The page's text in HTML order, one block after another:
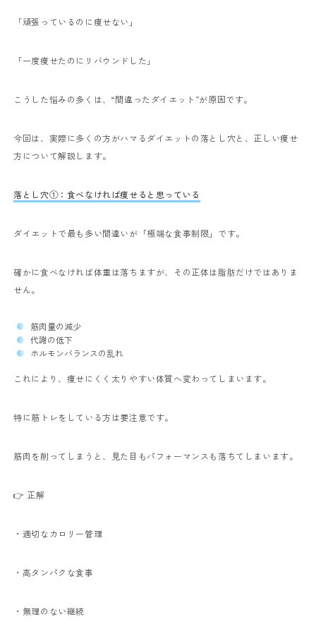
「頑張っているのに痩せない」
「一度痩せたのにリバウンドした」
こうした悩みの多くは、“間違ったダイエット”が原因です。
今回は、実際に多くの方がハマるダイエットの落とし穴と、正しい痩せ
方について解説します。
落とし穴①：食べなければ痩せると思っている
ダイエットで最も多い間違いが「極端な食事制限」です。
確かに食べなければ体重は落ちますが、その正体は脂肪だけではありま
せん。
筋肉量の減少
代謝の低下
ホルモンバランスの乱れ
これにより、痩せにくく太りやすい体質へ変わってしまいます。
特に筋トレをしている方は要注意です。
筋肉を削ってしまうと、見た目もパフォーマンスも落ちてしまいます。
👉 正解
・適切なカロリー管理
・高タンパクな食事
・無理のない継続